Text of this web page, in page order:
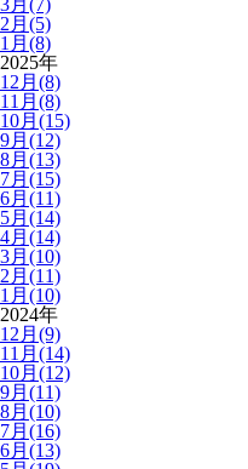
3月(7)
2月(5)
1月(8)
2025年
12月(8)
11月(8)
10月(15)
9月(12)
8月(13)
7月(15)
6月(11)
5月(14)
4月(14)
3月(10)
2月(11)
1月(10)
2024年
12月(9)
11月(14)
10月(12)
9月(11)
8月(10)
7月(16)
6月(13)